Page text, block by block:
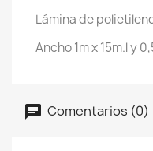
Lámina de
Ancho 1m x 15m.l y
Comentarios (0)